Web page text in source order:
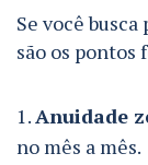
Se você
são os pontos
Anuidade
no mês a mês.